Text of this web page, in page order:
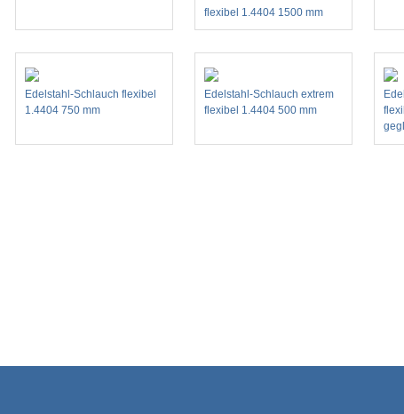
flexibel 1.4404 1500 mm
Edelstahl-Schlauch flexibel
1.4404 750 mm
Edelstahl-Schlauch extrem
flexibel 1.4404 500 mm